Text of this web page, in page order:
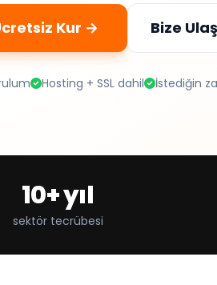
Kur → Bize
Hosting + SSL dahil İstediğin
10+ yıl
sektör tecrübesi